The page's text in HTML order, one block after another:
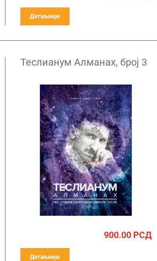
Детаљније
Теслианум Алманах, број 3
900.00РСД
Детаљније